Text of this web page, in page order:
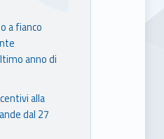
a fianco
anno di
alla
dal 27